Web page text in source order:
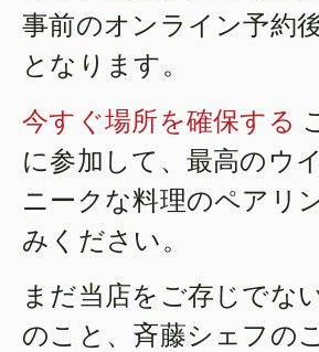
事前のオンライン予約
となります。
今すぐ場所を確保する
に参加して、最高のウ
ニークな料理のペアリ
みください。
まだ当店をご存じでな
のこと、斉藤シェフの